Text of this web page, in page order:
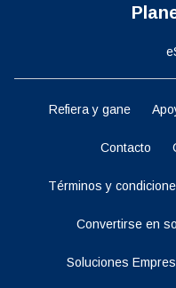
Refiera y gane
Contacto
Términos y
Convertirse en
Soluciones